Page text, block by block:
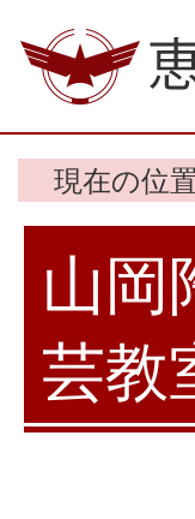
現在の位
山岡
芸教